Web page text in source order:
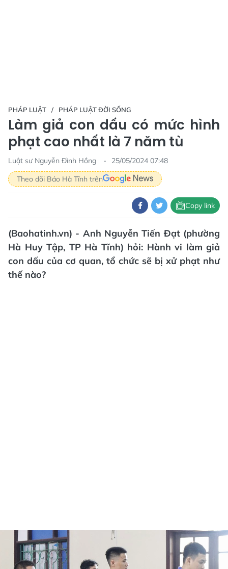
PHÁP LUẬT PHÁP LUẬT ĐỜI SỐNG
Làm giả con dấu có mức hình
phạt cao nhất là 7 năm tù
Luật sư Nguyễn Đình Hồng
25/05/2024 07:48
Theo dõi Báo Hà Tĩnh trên
Copy link
(Baohatinh.vn) - Anh Nguyễn Tiến Đạt (phường
Hà Huy Tập, TP Hà Tĩnh) hỏi: Hành vi làm giả
con dấu của cơ quan, tổ chức sẽ bị xử phạt như
thế nào?